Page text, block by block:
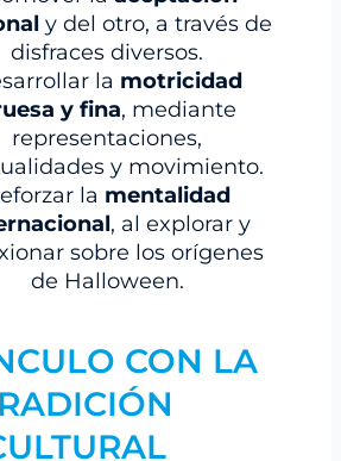
y del otro, a través de
disfraces diversos.
la motricidad
y fina, mediante
representaciones,
y movimiento.
la mentalidad
, al explorar y
sobre los orígenes
de Halloween.
CON LA